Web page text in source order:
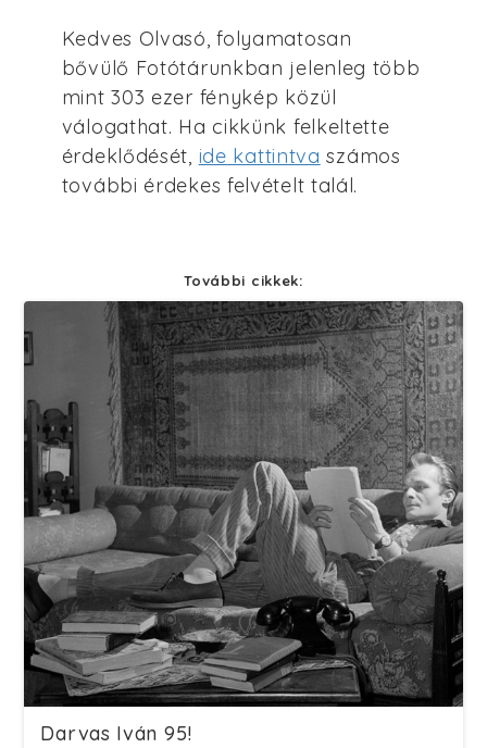
Kedves Olvasó, folyamatosan
bővülő Fotótárunkban jelenleg több
mint 303 ezer fénykép közül
válogathat. Ha cikkünk felkeltette
érdeklődését, ide kattintva számos
további érdekes felvételt talál.
További cikkek:
Darvas Iván 95!